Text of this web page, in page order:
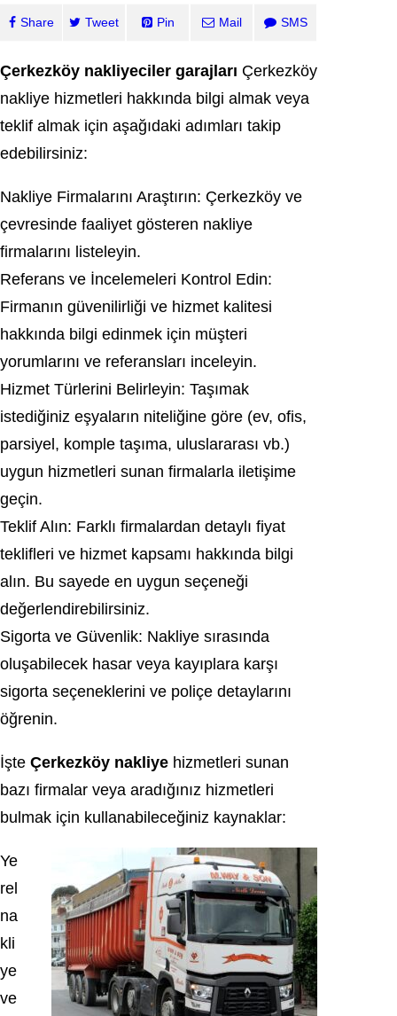
Share Tweet Pin Mail SMS
Çerkezköy nakliyeciler garajları Çerkezköy
nakliye hizmetleri hakkında bilgi almak veya
teklif almak için aşağıdaki adımları takip
edebilirsiniz:
Nakliye Firmalarını Araştırın: Çerkezköy ve
çevresinde faaliyet gösteren nakliye
firmalarını listeleyin.
Referans ve İncelemeleri Kontrol Edin:
Firmanın güvenilirliği ve hizmet kalitesi
hakkında bilgi edinmek için müşteri
yorumlarını ve referansları inceleyin.
Hizmet Türlerini Belirleyin: Taşımak
istediğiniz eşyaların niteliğine göre (ev, ofis,
parsiyel, komple taşıma, uluslararası vb.)
uygun hizmetleri sunan firmalarla iletişime
geçin.
Teklif Alın: Farklı firmalardan detaylı fiyat
teklifleri ve hizmet kapsamı hakkında bilgi
alın. Bu sayede en uygun seçeneği
değerlendirebilirsiniz.
Sigorta ve Güvenlik: Nakliye sırasında
oluşabilecek hasar veya kayıplara karşı
sigorta seçeneklerini ve poliçe detaylarını
öğrenin.
İşte Çerkezköy nakliye hizmetleri sunan
bazı firmalar veya aradığınız hizmetleri
bulmak için kullanabileceğiniz kaynaklar:
Ye
rel
na
kli
ye
ve